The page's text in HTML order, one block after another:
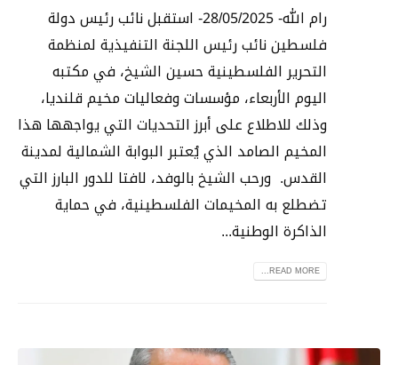
رام الله- 28/05/2025- استقبل نائب رئيس دولة
فلسطين نائب رئيس اللجنة التنفيذية لمنظمة
التحرير الفلسطينية حسين الشيخ، في مكتبه
اليوم الأربعاء، مؤسسات وفعاليات مخيم قلنديا،
وذلك للاطلاع على أبرز التحديات التي يواجهها هذا
المخيم الصامد الذي يُعتبر البوابة الشمالية لمدينة
القدس. ورحب الشيخ بالوفد، لافتا للدور البارز التي
تضطلع به المخيمات الفلسطينية، في حماية
الذاكرة الوطنية...
READ MORE...